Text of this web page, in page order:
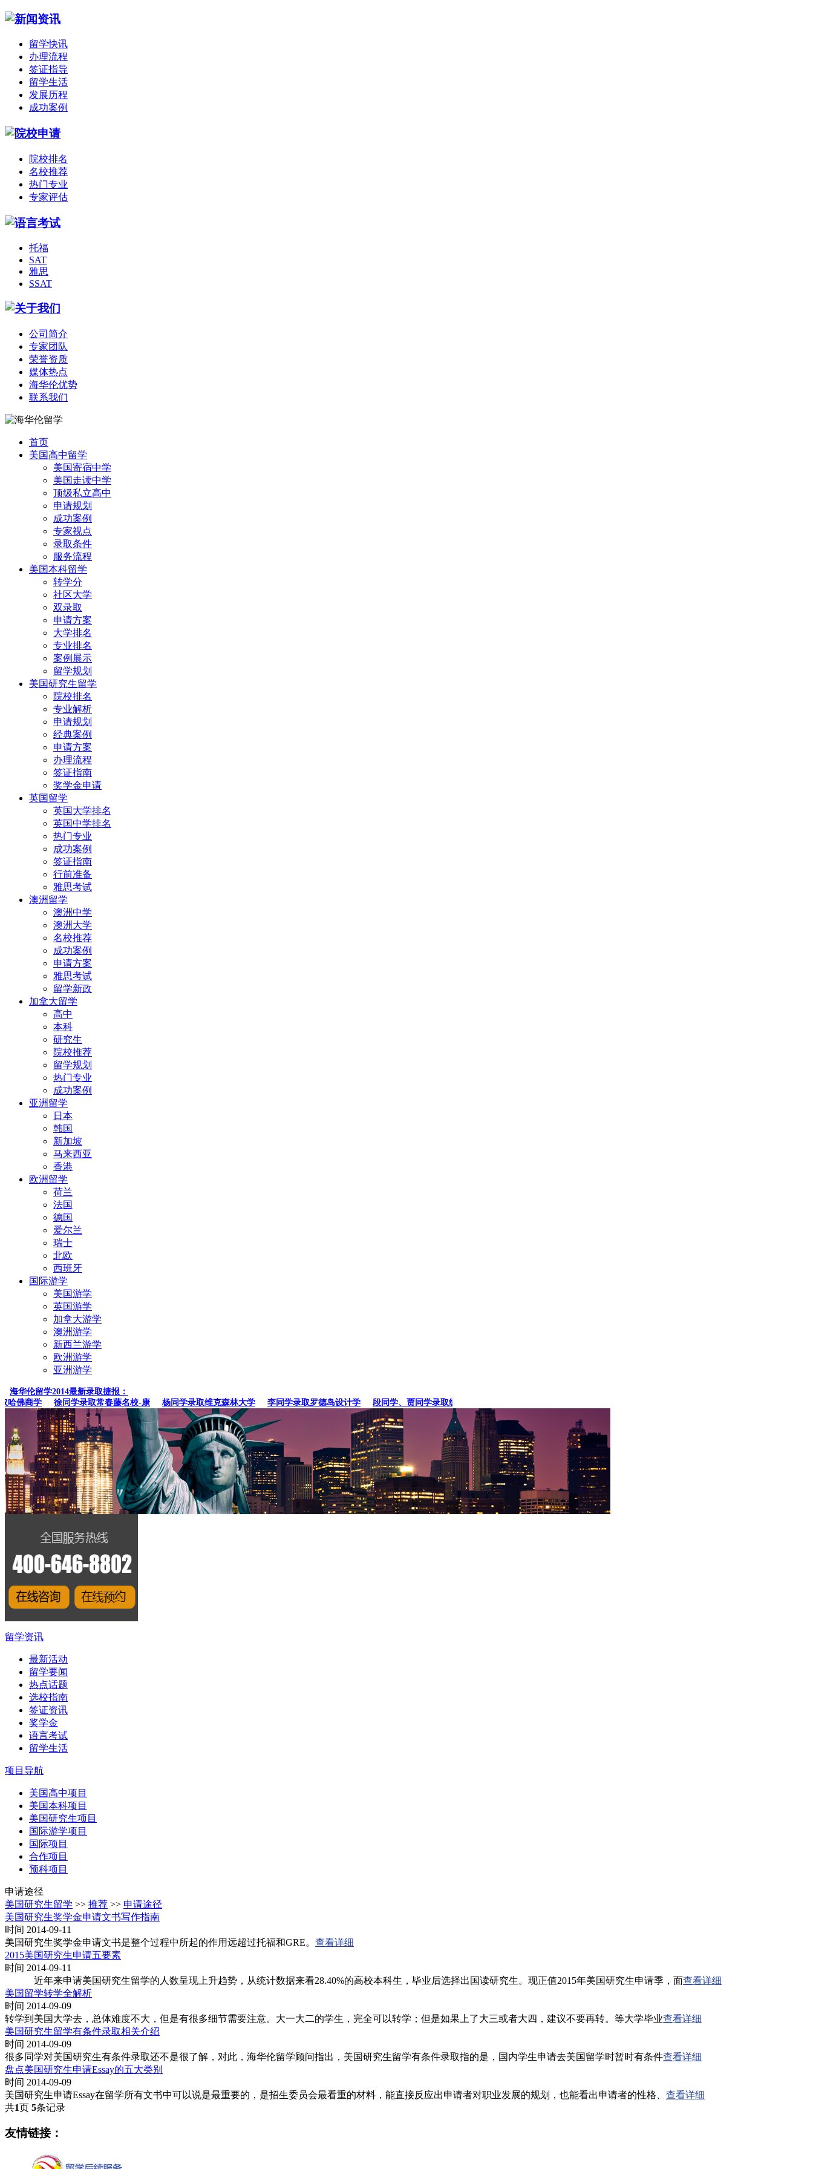
留学快讯
办理流程
签证指导
留学生活
发展历程
成功案例
院校排名
名校推荐
热门专业
专家评估
托福
SAT
雅思
SSAT
公司简介
专家团队
荣誉资质
媒体热点
海华伦优势
联系我们
首页
美国高中留学
美国寄宿中学
美国走读中学
顶级私立高中
申请规划
成功案例
专家视点
录取条件
服务流程
美国本科留学
转学分
社区大学
双录取
申请方案
大学排名
专业排名
案例展示
留学规划
美国研究生留学
院校排名
专业解析
申请规划
经典案例
申请方案
办理流程
签证指南
奖学金申请
英国留学
英国大学排名
英国中学排名
热门专业
成功案例
签证指南
行前准备
雅思考试
澳洲留学
澳洲中学
澳洲大学
名校推荐
成功案例
申请方案
雅思考试
留学新政
加拿大留学
高中
本科
研究生
院校推荐
留学规划
热门专业
成功案例
亚洲留学
日本
韩国
新加坡
马来西亚
香港
欧洲留学
荷兰
法国
德国
爱尔兰
瑞士
北欧
西班牙
国际游学
美国游学
英国游学
加拿大游学
澳洲游学
新西兰游学
欧洲游学
亚洲游学
海华伦留学2014最新录取捷报：
佛商学
徐同学录取常春藤名校-康 杨同学录取维克森林大学 李同学录取罗德岛设计学 段同学、贾同学录取纽约
留学资讯
最新活动
留学要闻
热点话题
选校指南
签证资讯
奖学金
语言考试
留学生活
项目导航
美国高中项目
美国本科项目
美国研究生项目
国际游学项目
国际项目
合作项目
预科项目
申请途径
美国研究生留学 >> 推荐 >> 申请途径
美国研究生奖学金申请文书写作指南
时间 2014-09-11
美国研究生奖学金申请文书是整个过程中所起的作用远超过托福和GRE。 查看详细
2015美国研究生申请五要素
时间 2014-09-11
近年来申请美国研究生留学的人数呈现上升趋势，从统计数据来看28.40%的高校本科生，毕业后选择出国读研究生。现正值2015年美国研究生申请季，面查看详细
美国留学转学全解析
时间 2014-09-09
转学到美国大学去，总体难度不大，但是有很多细节需要注意。大一大二的学生，完全可以转学；但是如果上了大三或者大四，建议不要再转。等大学毕业查看详细
美国研究生留学有条件录取相关介绍
时间 2014-09-09
很多同学对美国研究生有条件录取还不是很了解，对此，海华伦留学顾问指出，美国研究生留学有条件录取指的是，国内学生申请去美国留学时暂时有条件查看详细
盘点美国研究生申请Essay的五大类别
时间 2014-09-09
美国研究生申请Essay在留学所有文书中可以说是最重要的，是招生委员会最看重的材料，能直接反应出申请者对职业发展的规划，也能看出申请者的性格、 查看详细
共1页 5条记录
友情链接：